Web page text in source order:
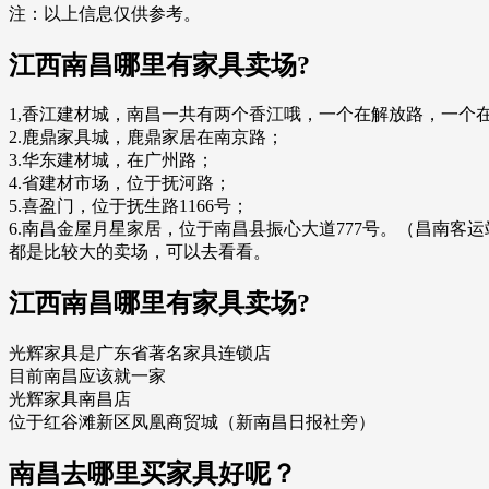
注：以上信息仅供参考。
江西南昌哪里有家具卖场?
1,香江建材城，南昌一共有两个香江哦，一个在解放路，一个
2.鹿鼎家具城，鹿鼎家居在南京路；
3.华东建材城，在广州路；
4.省建材市场，位于抚河路；
5.喜盈门，位于抚生路1166号；
6.南昌金屋月星家居，位于南昌县振心大道777号。（昌南客运
都是比较大的卖场，可以去看看。
江西南昌哪里有家具卖场?
光辉家具是广东省著名家具连锁店
目前南昌应该就一家
光辉家具南昌店
位于红谷滩新区凤凰商贸城（新南昌日报社旁）
南昌去哪里买家具好呢？